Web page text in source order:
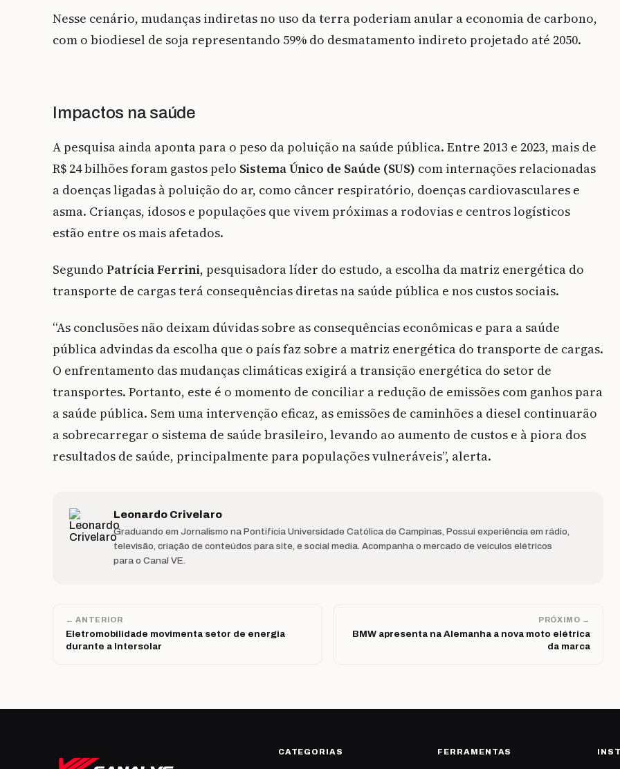
Nesse cenário, mudanças indiretas no uso da terra poderiam anular a economia de carbono,
com o biodiesel de soja representando 59% do desmatamento indireto projetado até 2050.
Impactos na saúde
A pesquisa ainda aponta para o peso da poluição na saúde pública. Entre 2013 e 2023, mais de
R$ 24 bilhões foram gastos pelo Sistema Único de Saúde (SUS) com internações relacionadas
a doenças ligadas à poluição do ar, como câncer respiratório, doenças cardiovasculares e
asma. Crianças, idosos e populações que vivem próximas a rodovias e centros logísticos
estão entre os mais afetados.
Segundo Patrícia Ferrini, pesquisadora líder do estudo, a escolha da matriz energética do
transporte de cargas terá consequências diretas na saúde pública e nos custos sociais.
“As conclusões não deixam dúvidas sobre as consequências econômicas e para a saúde
pública advindas da escolha que o país faz sobre a matriz energética do transporte de cargas.
O enfrentamento das mudanças climáticas exigirá a transição energética do setor de
transportes. Portanto, este é o momento de conciliar a redução de emissões com ganhos para
a saúde pública. Sem uma intervenção eficaz, as emissões de caminhões a diesel continuarão
a sobrecarregar o sistema de saúde brasileiro, levando ao aumento de custos e à piora dos
resultados de saúde, principalmente para populações vulneráveis”, alerta.
Leonardo Crivelaro
Graduando em Jornalismo na Pontifícia Universidade Católica de Campinas, Possui experiência em rádio,
televisão, criação de conteúdos para site, e social media. Acompanha o mercado de veículos elétricos
para o Canal VE.
← ANTERIOR
Eletromobilidade movimenta setor de energia
durante a Intersolar
PRÓXIMO →
BMW apresenta na Alemanha a nova moto elétrica
da marca
CATEGORIAS FERRAMENTAS